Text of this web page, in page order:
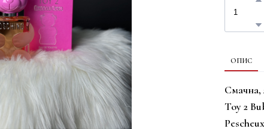
ОПИС
Смачна,
Toy 2